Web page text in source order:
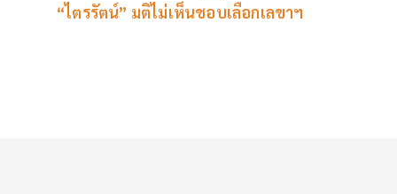
“ไตรรัตน์” มติไม่เห็นชอบเลือกเลขาฯ